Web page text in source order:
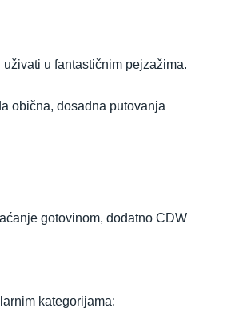
u fantastičnim pejzažima.
obična, dosadna putovanja
gotovinom, dodatno CDW
kategorijama: